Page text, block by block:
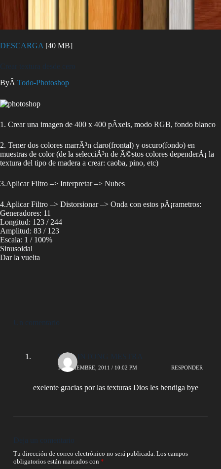
DESCARGA [40 MB]
Crear textura desde cero
ByÂ Todo-Photoshop
1. Crear una imagen de 400 x 400 pÃ­xels, modo RGB, fondo blanco
2. Tener dos colores marrÃ³n claro(frontal) y oscuro(fondo) en
muestras de color (de la selecciÃ³n de Ã©stos colores dependerÃ¡ la
textura del tipo de madera a crear: caoba, pino, etc)
3.Aplicar Filtro –> Interpretar –> Nubes
4.Aplicar Filtro –> Distorsionar –> Onda con estos pÃ¡rametros:
Generadores: 11
Longitud: 123 / 244
Amplitud: 83 / 123
Escala: 1 / 100%
Sinusoidal
Dar la vuelta
Un comentario
WILLINTONG MESTRA
19 DICIEMBRE, 2011 / 10:02 PM RESPONDER
exelente gracias por las texturas Dios les bendiga bye
Deja un comentario
Tu dirección de correo electrónico no será publicada. Los campos
obligatorios están marcados con *